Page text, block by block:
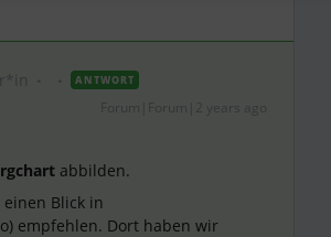
ANTWORT
abbilden.
Blick in
empfehlen. Dort haben wir